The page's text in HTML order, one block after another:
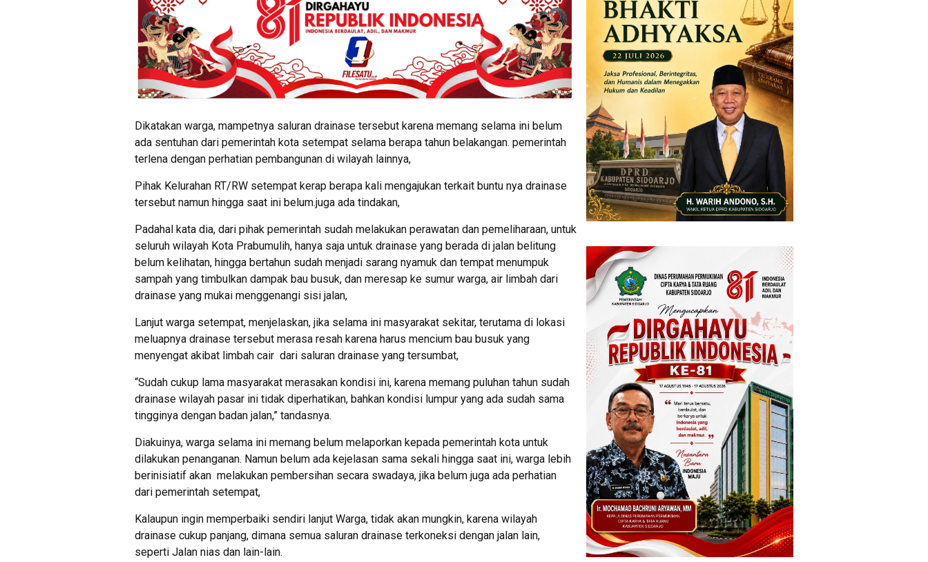
Dikatakan warga, mampetnya saluran drainase tersebut karena memang selama ini belum
ada sentuhan dari pemerintah kota setempat selama berapa tahun belakangan. pemerintah
terlena dengan perhatian pembangunan di wilayah lainnya,
Pihak Kelurahan RT/RW setempat kerap berapa kali mengajukan terkait buntu nya drainase
tersebut namun hingga saat ini belum.juga ada tindakan,
Padahal kata dia, dari pihak pemerintah sudah melakukan perawatan dan pemeliharaan, untuk
seluruh wilayah Kota Prabumulih, hanya saja untuk drainase yang berada di jalan belitung
belum kelihatan, hingga bertahun sudah menjadi sarang nyamuk dan tempat menumpuk
sampah yang timbulkan dampak bau busuk, dan meresap ke sumur warga, air limbah dari
drainase yang mukai menggenangi sisi jalan,
Lanjut warga setempat, menjelaskan, jika selama ini masyarakat sekitar, terutama di lokasi
meluapnya drainase tersebut merasa resah karena harus mencium bau busuk yang
menyengat akibat limbah cair dari saluran drainase yang tersumbat,
“Sudah cukup lama masyarakat merasakan kondisi ini, karena memang puluhan tahun sudah
drainase wilayah pasar ini tidak diperhatikan, bahkan kondisi lumpur yang ada sudah sama
tingginya dengan badan jalan,” tandasnya.
Diakuinya, warga selama ini memang belum melaporkan kepada pemerintah kota untuk
dilakukan penanganan. Namun belum ada kejelasan sama sekali hingga saat ini, warga lebih
berinisiatif akan melakukan pembersihan secara swadaya, jika belum juga ada perhatian
dari pemerintah setempat,
Kalaupun ingin memperbaiki sendiri lanjut Warga, tidak akan mungkin, karena wilayah
drainase cukup panjang, dimana semua saluran drainase terkoneksi dengan jalan lain,
seperti Jalan nias dan lain-lain.